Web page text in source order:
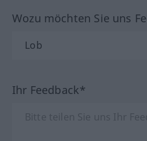
Wozu möchten Sie uns
Ihr Feedback*